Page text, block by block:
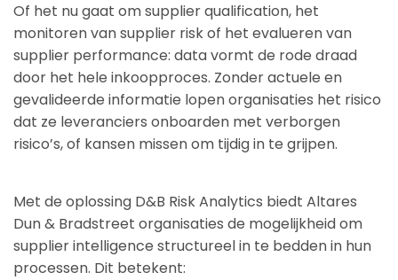
Of het nu gaat om supplier qualification, het
monitoren van supplier risk of het evalueren van
supplier performance: data vormt de rode draad
door het hele inkoopproces. Zonder actuele en
gevalideerde informatie lopen organisaties het risico
dat ze leveranciers onboarden met verborgen
risico’s, of kansen missen om tijdig in te grijpen.
Met de oplossing D&B Risk Analytics biedt Altares
Dun & Bradstreet organisaties de mogelijkheid om
supplier intelligence structureel in te bedden in hun
processen. Dit betekent: